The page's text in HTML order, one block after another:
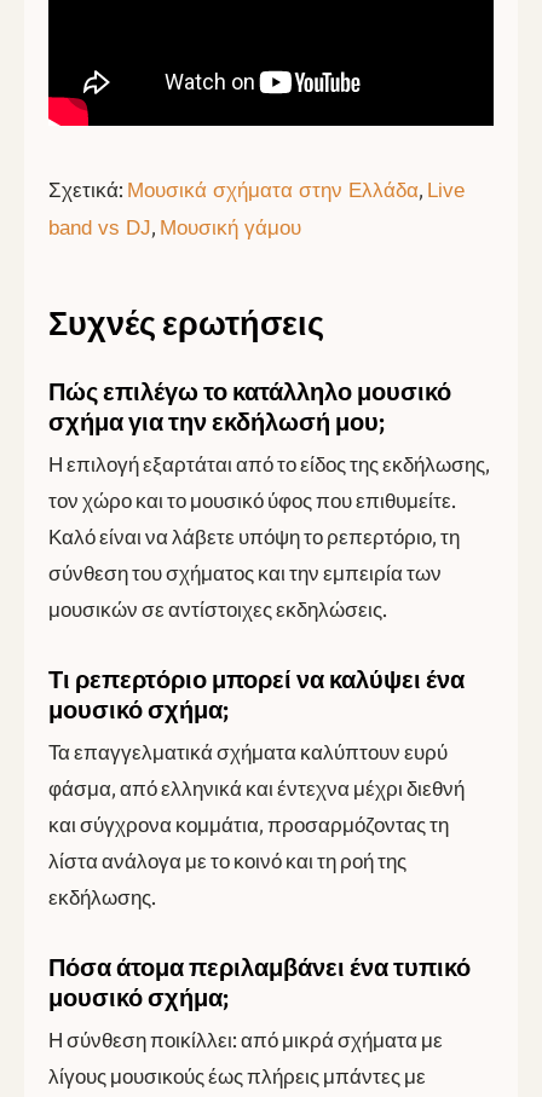
Σχετικά: Μουσικά σχήματα στην Ελλάδα, Live
band vs DJ, Μουσική γάμου
Συχνές ερωτήσεις
Πώς επιλέγω το κατάλληλο μουσικό
σχήμα για την εκδήλωσή μου;
Η επιλογή εξαρτάται από το είδος της εκδήλωσης,
τον χώρο και το μουσικό ύφος που επιθυμείτε.
Καλό είναι να λάβετε υπόψη το ρεπερτόριο, τη
σύνθεση του σχήματος και την εμπειρία των
μουσικών σε αντίστοιχες εκδηλώσεις.
Τι ρεπερτόριο μπορεί να καλύψει ένα
μουσικό σχήμα;
Τα επαγγελματικά σχήματα καλύπτουν ευρύ
φάσμα, από ελληνικά και έντεχνα μέχρι διεθνή
και σύγχρονα κομμάτια, προσαρμόζοντας τη
λίστα ανάλογα με το κοινό και τη ροή της
εκδήλωσης.
Πόσα άτομα περιλαμβάνει ένα τυπικό
μουσικό σχήμα;
Η σύνθεση ποικίλλει: από μικρά σχήματα με
λίγους μουσικούς έως πλήρεις μπάντες με